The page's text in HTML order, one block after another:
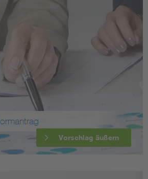
Vorschlag äußern